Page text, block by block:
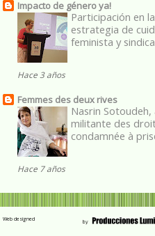
Impacto de género ya!
Participación en
estrategia de
feminista y
Hace 3 años
Femmes des deux rives
Nasrin
militante des
condamnée à
Hace 7 años
Web designed